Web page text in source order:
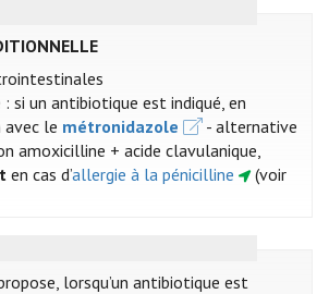
si un antibiotique est indiqué, en
avec le métronidazole
- alternative
amoxicilline + acide clavulanique,
en cas d’allergie à la pénicilline
(voir
lorsqu’un antibiotique est